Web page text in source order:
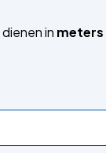
in meters